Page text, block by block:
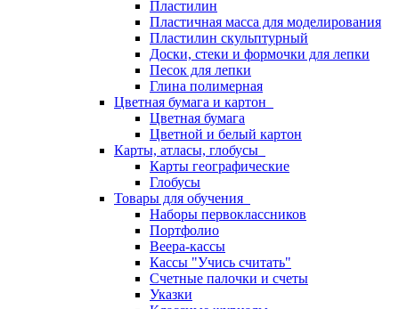
Пластилин
Пластичная масса для моделирования
Пластилин скульптурный
Доски, стеки и формочки для лепки
Песок для лепки
Глина полимерная
Цветная бумага и картон
Цветная бумага
Цветной и белый картон
Карты, атласы, глобусы
Карты географические
Глобусы
Товары для обучения
Наборы первоклассников
Портфолио
Веера-кассы
Кассы "Учись считать"
Счетные палочки и счеты
Указки